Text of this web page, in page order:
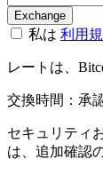
私は 利用
レートは、
交換時間：承
セキュリティ
は、追加確認